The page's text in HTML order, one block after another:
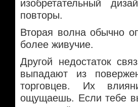
изобретательный
повторы.
Вторая волна обычно
более живучие.
Другой недостаток
выпадают из
торговцев. Их
ощущаешь. Если тебе